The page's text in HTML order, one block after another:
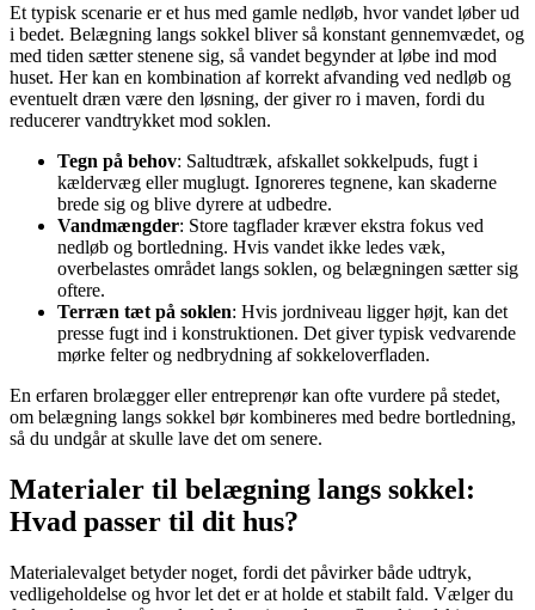
Et typisk scenarie er et hus med gamle nedløb, hvor vandet løber ud
i bedet. Belægning langs sokkel bliver så konstant gennemvædet, og
med tiden sætter stenene sig, så vandet begynder at løbe ind mod
huset. Her kan en kombination af korrekt afvanding ved nedløb og
eventuelt dræn være den løsning, der giver ro i maven, fordi du
reducerer vandtrykket mod soklen.
Tegn på behov: Saltudtræk, afskallet sokkelpuds, fugt i
kældervæg eller muglugt. Ignoreres tegnene, kan skaderne
brede sig og blive dyrere at udbedre.
Vandmængder: Store tagflader kræver ekstra fokus ved
nedløb og bortledning. Hvis vandet ikke ledes væk,
overbelastes området langs soklen, og belægningen sætter sig
oftere.
Terræn tæt på soklen: Hvis jordniveau ligger højt, kan det
presse fugt ind i konstruktionen. Det giver typisk vedvarende
mørke felter og nedbrydning af sokkeloverfladen.
En erfaren brolægger eller entreprenør kan ofte vurdere på stedet,
om belægning langs sokkel bør kombineres med bedre bortledning,
så du undgår at skulle lave det om senere.
Materialer til belægning langs sokkel:
Hvad passer til dit hus?
Materialevalget betyder noget, fordi det påvirker både udtryk,
vedligeholdelse og hvor let det er at holde et stabilt fald. Vælger du